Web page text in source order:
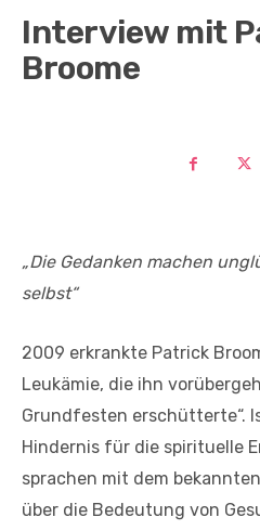
Interview mit
Broome
„Die Gedanken machen
selbst“
2009 erkrankte Patrick
Leukämie, die ihn
Grundfesten erschütterte“.
Hindernis für die spirituelle
sprachen mit dem
über die Bedeutung von